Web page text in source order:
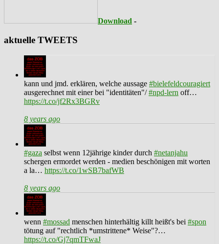
Download -
aktuelle TWEETS
kann und jmd. erklären, welche aussage #bielefeldcouragiert
ausgerechnet mit einer bei "identitäten"/#npd-lern off…
https://t.co/jf2Rx3BGRv
8 years ago
#gaza selbst wenn 12jährige kinder durch #netanjahu
schergen ermordet werden - medien beschönigen mit worten
a la… https://t.co/1wSB7bafWB
8 years ago
wenn #mossad menschen hinterhältig killt heißt's bei #spon
tötung auf "rechtlich *umstrittene* Weise"?…
https://t.co/Gj7qmTFwaJ